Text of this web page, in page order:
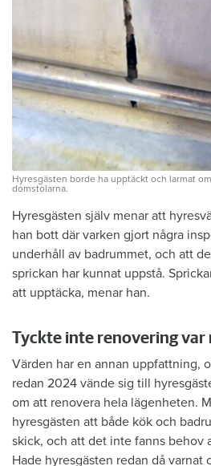
Hyresgästen borde ha upptäckt och larmat
domstolarna.
Hyresgästen själv menar att
han bott där varken gjort några
underhåll av badrummet, och att
sprickan har kunnat uppstå.
att upptäcka, menar han.
Tyckte inte renovering var
Värden har en annan uppfattning,
redan 2024 vände sig till
om att renovera hela lägenheten.
hyresgästen att både kök och
skick, och att det inte fanns behov
Hade hyresgästen redan då varnat